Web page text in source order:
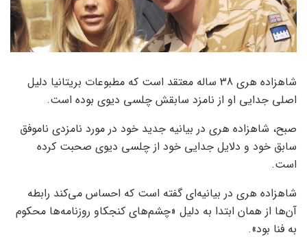
شاهزاده هری 38 ساله معتقد است که مطبوعات بریتانیا دلیل
اصلی جدایی او از نامزد سابقش چلسی دیوی بوده است.
صبح، شاهزاده هری در بیانیه جدید خود در مورد نامزدی ناموفق
سابق خود و دلایل جدایی خود از چلسی دیوی صحبت کرده
است.
شاهزاده هری در بیانیه‌ای گفته است که احساس می‌کند رابطه
آن‌ها از همان ابتدا به دلیل «چشم‌های کنجکاو روزنامه‌ها محکوم
به فنا بود».